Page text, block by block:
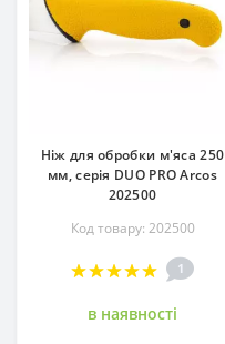
Ніж для обробки м'яса 250
мм, серія DUO PRO Arcos
202500
Код товару: 202500
1
в наявностi